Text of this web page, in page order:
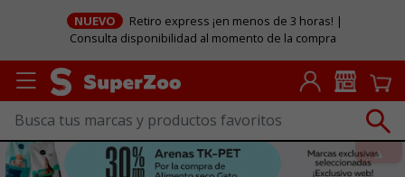
NUEVO
Retiro express ¡en menos de 3 horas! |
Consulta disponibilidad al momento de la compra